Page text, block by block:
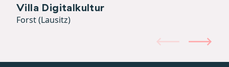
Villa Digitalkultur
Forst (Lausitz)